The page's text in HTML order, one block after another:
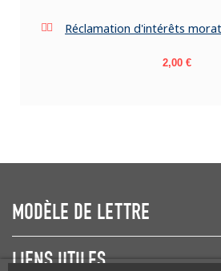
Réclamation d'intérêts
Prix
2,00 €
MODÈLE DE LETTRE
LIENS UTILES